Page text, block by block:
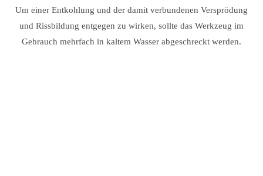
Um einer Entkohlung und der damit verbundenen Versprödung
und Rissbildung entgegen zu wirken, sollte das Werkzeug im
Gebrauch mehrfach in kaltem Wasser abgeschreckt werden.